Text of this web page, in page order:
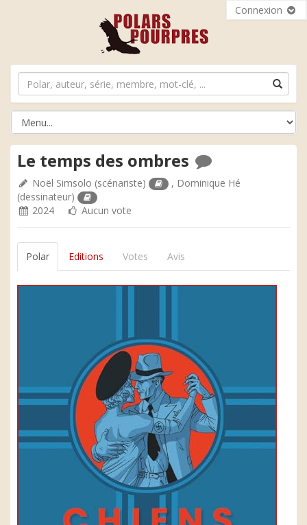
Connexion
Le temps des ombres
Noël Simsolo (scénariste) , Dominique Hé
(dessinateur)
2024
Aucun vote
Polar Editions Votes Avis